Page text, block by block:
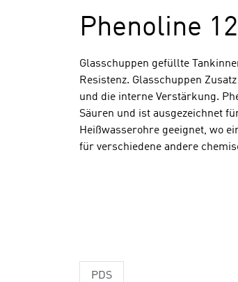
Phenoline
Glasschuppen gefüllte
Resistenz. Glasschuppen
und die interne Verstärkung.
Säuren und ist ausgezeichnet
Heißwasserohre geeignet, wo
für verschiedene andere
PDS